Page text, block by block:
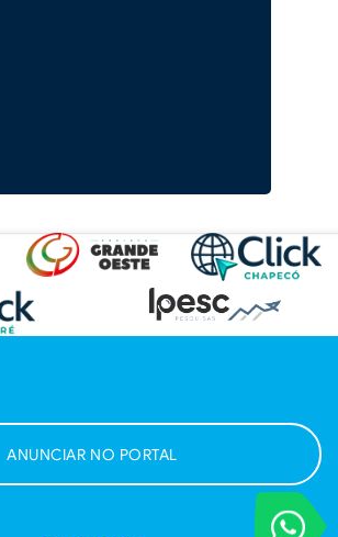
VOCÊ
ANUNCIAR NO PORTAL